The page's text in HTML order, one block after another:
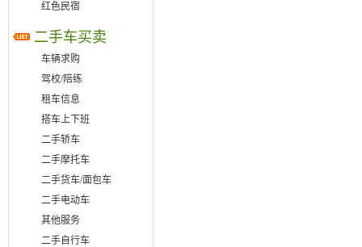
红色民宿
二手车买卖
车辆求购
驾校/陪练
租车信息
搭车上下班
二手轿车
二手摩托车
二手货车/面包车
二手电动车
其他服务
二手自行车